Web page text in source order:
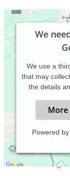
We
We use a
that may
the details
Powered by
Es bereitet mir
Partnerin in deine
fokussiert auf